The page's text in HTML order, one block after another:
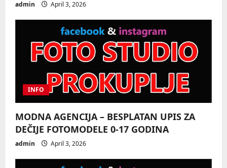
o
admin April 3, 2026
INFO
MODNA AGENCIJA – BESPLATAN UPIS ZA
DEČIJE FOTOMODELE 0-17 GODINA
admin April 3, 2026